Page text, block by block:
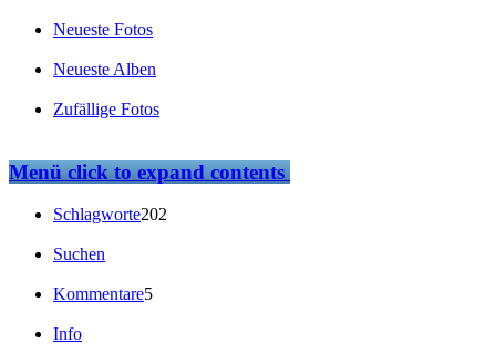
Neueste Fotos
Neueste Alben
Zufällige Fotos
Menüclick to expand contents
Schlagworte202
Suchen
Kommentare5
Info